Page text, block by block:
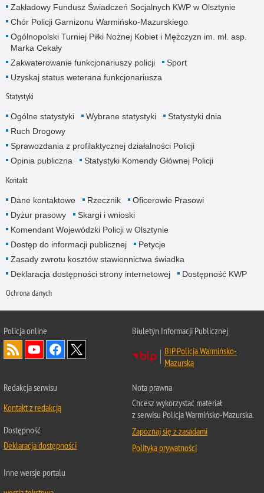
Zakładowy Fundusz Świadczeń Socjalnych KWP w Olsztynie
Chór Policji Garnizonu Warmińsko-Mazurskiego
Ogólnopolski Turniej Piłki Nożnej Kobiet i Mężczyzn im. mł. asp.
Marka Cekały
Zakwaterowanie funkcjonariuszy policji
Sport
Uzyskaj status weterana funkcjonariusza
Statystyki
Ogólne statystyki Wybrane statystyki
Statystyki dnia
Ruch Drogowy
Sprawozdania z profilaktycznej działalności Policji
Opinia publiczna
Statystyki Komendy Głównej Policji
Kontakt
Dane kontaktowe Rzecznik
Oficerowie Prasowi
Dyżur prasowy
Skargi i wnioski
Komendant Wojewódzki Policji w Olsztynie
Dostęp do informacji publicznej
Petycje
Zasady zwrotu kosztów stawiennictwa świadka
Deklaracja dostępności strony internetowej
Dostępność KWP
Ochrona danych
Policja online
Biuletyn Informacji Publicznej
BIP Policja Warmińsko-
Mazurska
Redakcja serwisu
Kontakt z redakcją
Dostępność
Deklaracja dostępności
Nota prawna
Chcesz wykorzystać materiał
z serwisu Policja Warmińsko-Mazurska.
Zapoznaj się z zasadami
Polityka prywatności
Inne wersje portalu